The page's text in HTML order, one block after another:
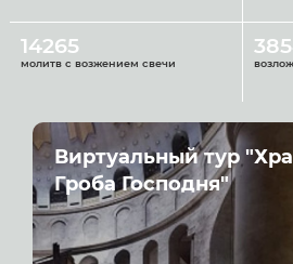
14265
молитв с возжением свечи
Виртуальный тур
Гроба Господня"